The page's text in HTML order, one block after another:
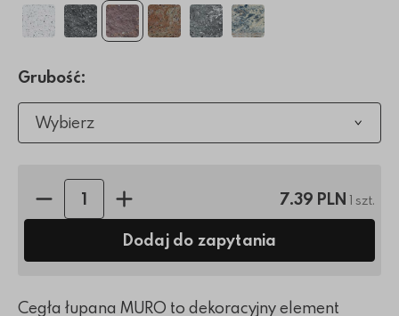
Grubość:
Wybierz
Ilość sztuk: 7.39 PLN 1 szt.
Dodaj do zapytania
Cegła łupana MURO to dekoracyjny element